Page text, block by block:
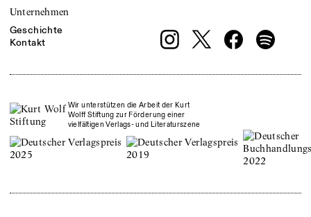
Unternehmen
Geschichte
Kontakt
Wir unterstützen die Arbeit der Kurt
Wolff Stiftung zur Förderung einer
vielfältigen Verlags- und Literaturszene